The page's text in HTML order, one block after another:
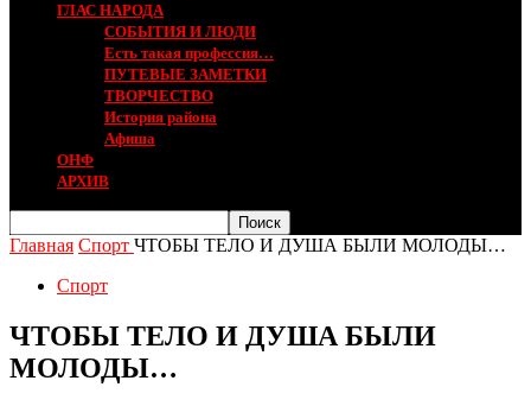
ГЛАС НАРОДА
СОБЫТИЯ И ЛЮДИ
Есть такая профессия…
ПУТЕВЫЕ ЗАМЕТКИ
ТВОРЧЕСТВО
История района
Афиша
ОНФ
АРХИВ
Главная Спорт ЧТОБЫ ТЕЛО И ДУША БЫЛИ МОЛОДЫ…
Спорт
ЧТОБЫ ТЕЛО И ДУША БЫЛИ
МОЛОДЫ…